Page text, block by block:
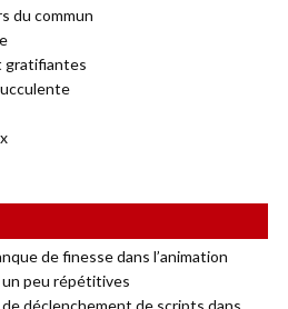
du commun
gratifiantes
de finesse dans l’animation
peu répétitives
déclenchement de scripts dans